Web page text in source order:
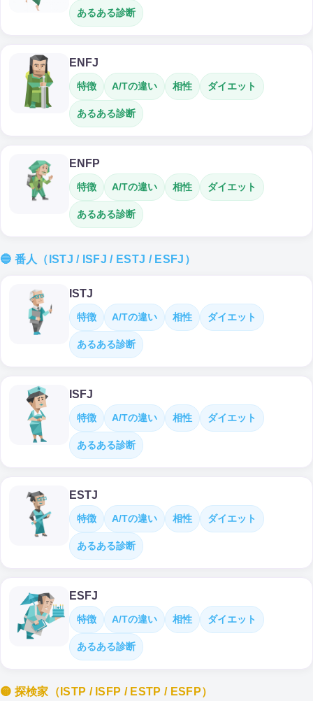
あるある診断
ENFJ
特徴 A/Tの違い 相性 ダイエット
あるある診断
ENFP
特徴 A/Tの違い 相性 ダイエット
あるある診断
🔵 番人（ISTJ / ISFJ / ESTJ / ESFJ）
ISTJ
特徴 A/Tの違い 相性 ダイエット
あるある診断
ISFJ
特徴 A/Tの違い 相性 ダイエット
あるある診断
ESTJ
特徴 A/Tの違い 相性 ダイエット
あるある診断
ESFJ
特徴 A/Tの違い 相性 ダイエット
あるある診断
🟡 探検家（ISTP / ISFP / ESTP / ESFP）